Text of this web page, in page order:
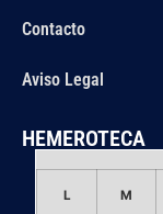
Contacto
Aviso Legal
HEMEROTECA
L M